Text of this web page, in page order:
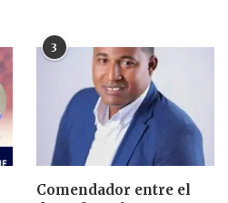
3
Comendador entre el